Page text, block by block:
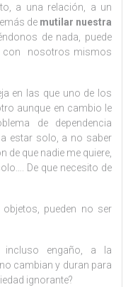
a una relación, a un
de mutilar nuestra
de nada, puede
con nosotros mismos
en las que uno de los
aunque en cambio le
de dependencia
a estar solo, a no saber
que nadie me quiere,
De que necesito de
pueden no ser
incluso engaño, a la
cambian y duran para
ignorante?